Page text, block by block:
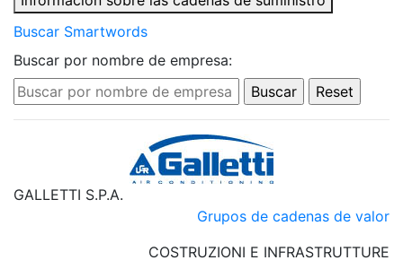
Buscar Smartwords
Buscar por nombre de empresa:
GALLETTI S.P.A.
Grupos de cadenas de valor
COSTRUZIONI E INFRASTRUTTURE